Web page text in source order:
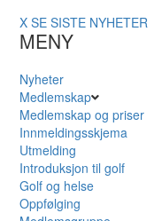
X SE SISTE NYHETER
MENY
Nyheter
Medlemskap
Medlemskap og priser
Innmeldingsskjema
Utmelding
Introduksjon til golf
Golf og helse
Oppfølging